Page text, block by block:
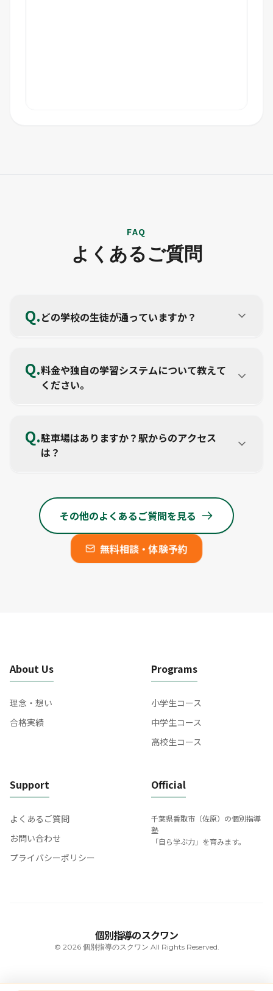
FAQ
よくあるご質問
Q.どの学校の生徒が通っていますか？
れています。高校生は、佐原高校、佐原白楊高校の生
徒さんが多数在籍しています。
Q.料金や独自の学習システムについて教えて
ください。
システム「eトレ」を導入しており、効率的かつ圧倒的
な演習量を確保できます。
Q.駐車場はありますか？駅からのアクセス
は？
駅からは徒歩7分、佐原中学校からは徒歩4分と、学校
帰りや電車でも通いやすい好立地です。
その他のよくあるご質問を見る
無料相談・体験予約
About Us
理念・想い
合格実績
Programs
小学生コース
中学生コース
高校生コース
Support
よくあるご質問
お問い合わせ
プライバシーポリシー
Official
千葉県香取市（佐原）の個別指導
塾
「自ら学ぶ力」を育みます。
個別指導のスクワン
© 2026 個別指導のスクワン All Rights Reserved.